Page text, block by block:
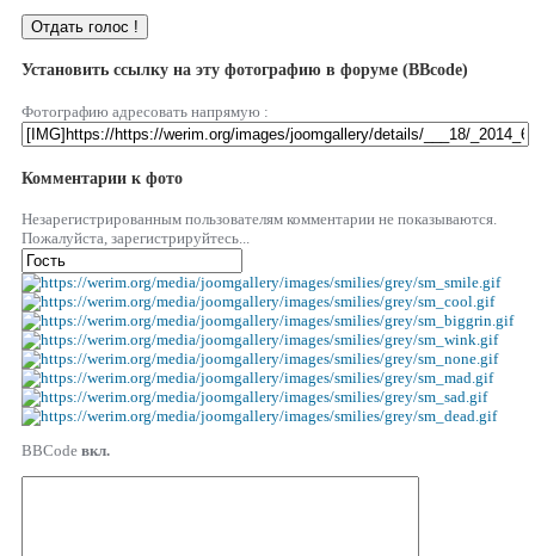
Установить ссылку на эту фотографию в форуме (BBcode)
Фотографию адресовать напрямую :
Комментарии к фото
Незарегистрированным пользователям комментарии не показываются.
Пожалуйста, зарегистрируйтесь...
BBCode вкл.